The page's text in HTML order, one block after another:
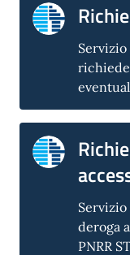
deroga
PNRR